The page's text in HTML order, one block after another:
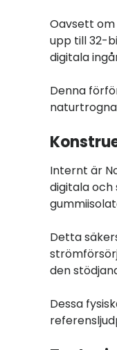
Oavsett
upp till 32-
digitala
Denna
Internt är
digitala
Detta
den
Dessa